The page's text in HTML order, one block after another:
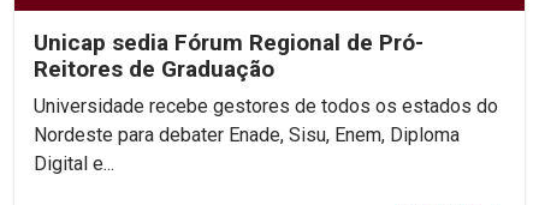
Unicap sedia Fórum Regional de Pró-
Reitores de Graduação
Universidade recebe gestores de todos os estados do
Nordeste para debater Enade, Sisu, Enem, Diploma
Digital e...